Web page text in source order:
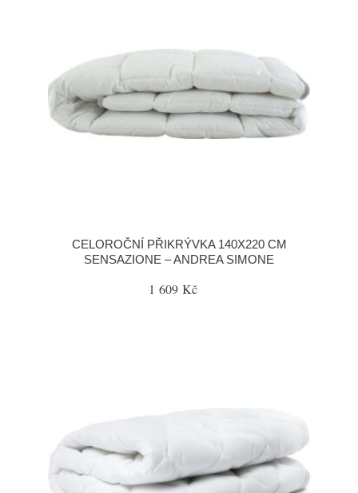
CELOROČNÍ PŘIKRÝVKA 140X220 CM
SENSAZIONE – ANDREA SIMONE
1 609 Kč